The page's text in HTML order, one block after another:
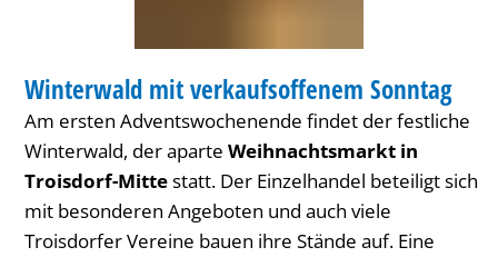
KATEGORIE: MARKT
Winterwald mit verkaufsoffenem Sonntag
Am ersten Adventswochenende findet der festliche
Winterwald, der aparte Weihnachtsmarkt in
Troisdorf-Mittestatt. Der Einzelhandel beteiligt sich
mit besonderen Angeboten und auch viele
Troisdorfer Vereine bauen ihre Stände auf. Eine